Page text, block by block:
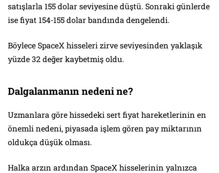
satışlarla 155 dolar seviyesine düştü. Sonraki günlerde
ise fiyat 154-155 dolar bandında dengelendi.
Böylece SpaceX hisseleri zirve seviyesinden yaklaşık
yüzde 32 değer kaybetmiş oldu.
Dalgalanmanın nedeni ne?
Uzmanlara göre hissedeki sert fiyat hareketlerinin en
önemli nedeni, piyasada işlem gören pay miktarının
oldukça düşük olması.
Halka arzın ardından SpaceX hisselerinin yalnızca